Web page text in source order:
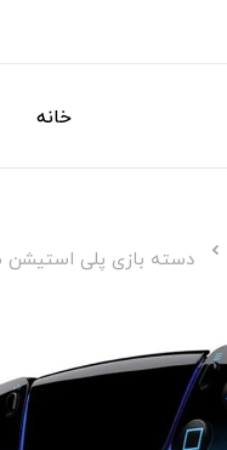
خانه
دسته بازی پلی استیشن 5 سونی مدل DUALSENSE Rythm Blue